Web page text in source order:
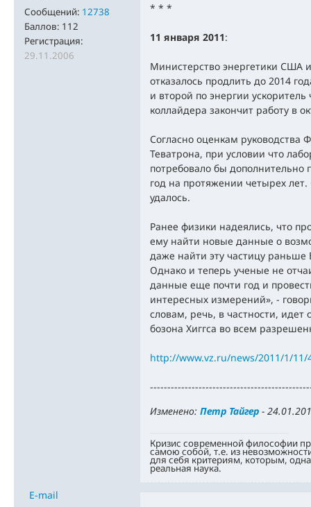
Сообщений: 12738
Баллов: 112
Регистрация:
29.11.2006
* * *
11 января 2011:
Министерство энергетики США
отказалось продлить до 2014
и второй по энергии
коллайдера закончит работу в
Согласно оценкам руководства
Теватрона, при условии что
потребовало бы
год на протяжении четырех
удалось.
Ранее физики надеялись, что
ему найти новые данные о
даже найти эту частицу
Однако и теперь ученые не
данные еще почти год и
интересных измерений», -
словам, речь, в частности,
бозона Хиггса во всем
http://www.vz.ru/news/2011/1/11/
Изменено: Петр Тайгер -
Кризис современной философии
самою собой, т.е. из
для себя критериям, которым,
реальная наука.
E-mail